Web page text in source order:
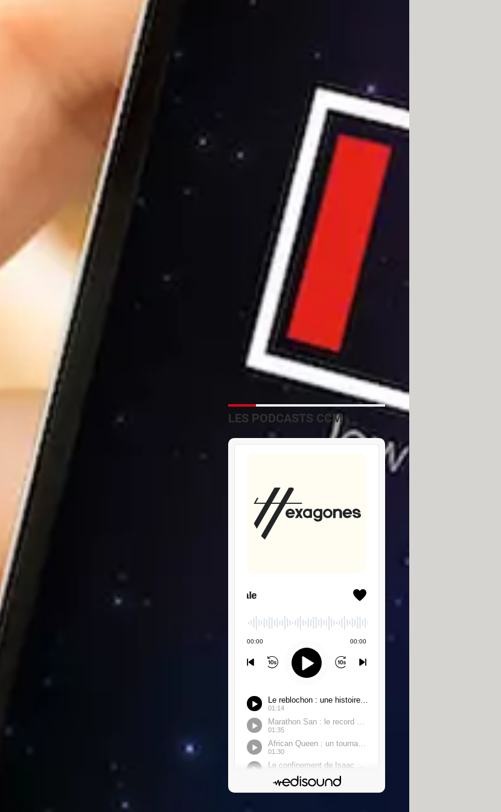
à tout instant. Et si certaines applis sont bien optimisées pour consommer le moins
plan, beaucoup ne se soucient pas de cet aspect.
fonctions de détection des applis gourmandes. Néanmoins, si vous constatez que la
rapidement au bout du rouleau, le mieux consiste à désinstaller les applis que, finalement
de l'énergie. Plusieurs études comme celles menées par pCloud ou encore Helios
non exhaustive, des applis reconnues comme très énergivores :
LES PODCASTS CCM